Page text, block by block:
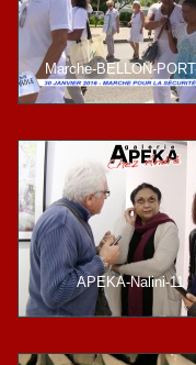
Marche-BELLON-
APEKA-Nalini-11